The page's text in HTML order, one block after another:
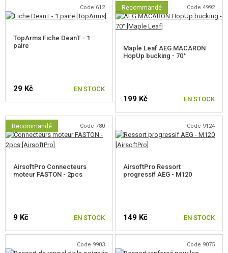
MOTEURS, PIGNONS
PIECES INTERNES DU CHARGEURS
PIECES RÉPLIQUE A GAZ
HPA
SERVICE ET MAINTENANCE D'RÉPLIQUE
AUTO DÉFENSE, FORMATION, COUTEAUX
PANIERS-REPAS
Code 612
TopArms Fiche DeanT - 1
paire
29 Kč EN STOCK
Recommandé Code 4992
Maple Leaf AEG MACARON
HopUp bucking - 70°
199 Kč EN STOCK
Recommandé Code 780
AirsoftPro Connecteurs
moteur FASTON - 2pcs
9 Kč EN STOCK
Code 9124
AirsoftPro Ressort
progressif AEG - M120
149 Kč EN STOCK
Code 9903 Code 9075